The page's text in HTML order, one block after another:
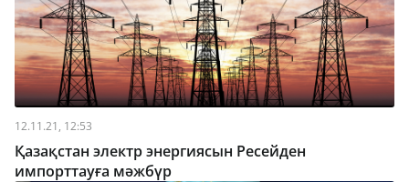
12.11.21, 12:53
Қазақстан электр энергиясын Ресейден
импорттауға мәжбүр